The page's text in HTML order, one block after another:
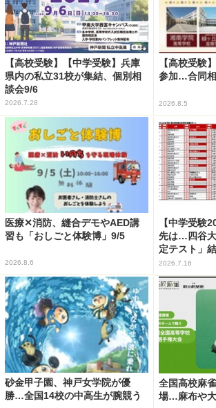
【高校受験】【中学受験】兵庫
県内の私立31校が集結、個別相
談会9/6
2026.7.28
【高校受験
参加…合同
2026.8.5
医療✕消防、縫合デモやAED講
習も「おしごと体験博」9/5
2026.8.6
【中学受験
先は…四谷
定テスト」
2026.7.16
砂金甲子園、神戸女学院が優
勝…全国14校の中高生が腕競う
全国高校麻
場…麻布や